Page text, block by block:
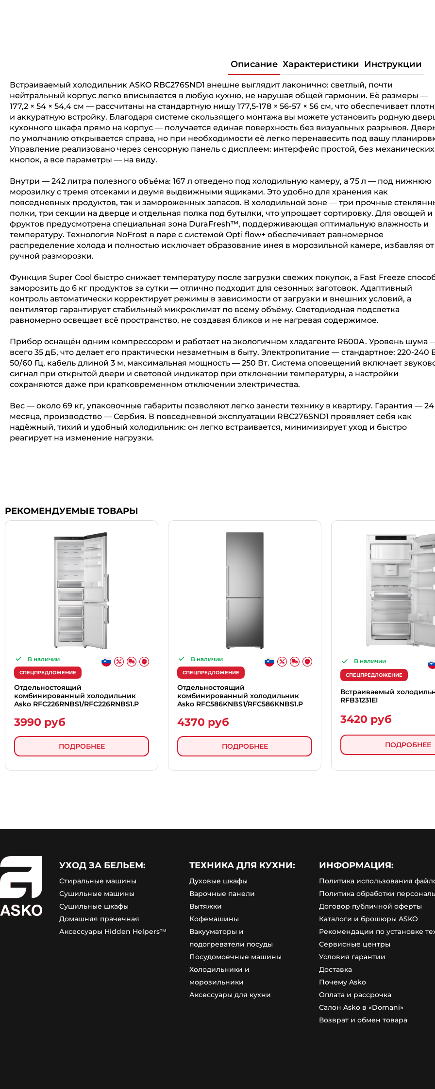
Описание Характеристики Инструкции
Встраиваемый холодильник ASKO RBC276SND1 внешне выглядит лаконично: светлый, почти
нейтральный корпус легко вписывается в любую кухню, не нарушая общей гармонии. Её размеры —
177,2 × 54 × 54,4 см — рассчитаны на стандартную нишу 177,5-178 × 56-57 × 56 см, что обеспечивает
и аккуратную встройку. Благодаря системе скользящего монтажа вы можете установить родную
кухонного шкафа прямо на корпус — получается единая поверхность без визуальных разрывов.
по умолчанию открывается справа, но при необходимости её легко перенавесить под вашу
Управление реализовано через сенсорную панель с дисплеем: интерфейс простой, без механических
кнопок, а все параметры — на виду.
Внутри — 242 литра полезного объёма: 167 л отведено под холодильную камеру, а 75 л — под нижнюю
морозилку с тремя отсеками и двумя выдвижными ящиками. Это удобно для хранения как
повседневных продуктов, так и замороженных запасов. В холодильной зоне — три прочные
полки, три секции на дверце и отдельная полка под бутылки, что упрощает сортировку. Для овощей и
фруктов предусмотрена специальная зона DuraFresh™, поддерживающая оптимальную влажность и
температуру. Технология NoFrost в паре с системой Opti flow+ обеспечивает равномерное
распределение холода и полностью исключает образование инея в морозильной камере, избавляя от
ручной разморозки.
Функция Super Cool быстро снижает температуру после загрузки свежих покупок, а Fast Freeze
заморозить до 6 кг продуктов за сутки — отлично подходит для сезонных заготовок. Адаптивный
контроль автоматически корректирует режимы в зависимости от загрузки и внешних условий, а
вентилятор гарантирует стабильный микроклимат по всему объёму. Светодиодная подсветка
равномерно освещает всё пространство, не создавая бликов и не нагревая содержимое.
Прибор оснащён одним компрессором и работает на экологичном хладагенте R600A. Уровень шума
всего 35 дБ, что делает его практически незаметным в быту. Электропитание — стандартное: 220-240
50/60 Гц, кабель длиной 3 м, максимальная мощность — 250 Вт. Система оповещений включает
сигнал при открытой двери и световой индикатор при отклонении температуры, а настройки
сохраняются даже при кратковременном отключении электричества.
Вес — около 69 кг, упаковочные габариты позволяют легко занести технику в квартиру. Гарантия — 24
месяца, производство — Сербия. В повседневной эксплуатации RBC276SND1 проявляет себя как
надёжный, тихий и удобный холодильник: он легко встраивается, минимизирует уход и быстро
реагирует на изменение нагрузки.
РЕКОМЕНДУЕМЫЕ ТОВАРЫ
В наличии
СПЕЦПРЕДЛОЖЕНИЕ
Отдельностоящий
комбинированный холодильник
Asko RFC226RNBS1/RFC226RNBS1.P
3990 руб
ПОДРОБНЕЕ
В наличии
СПЕЦПРЕДЛОЖЕНИЕ
Отдельностоящий
комбинированный холодильник
Asko RFC586KNBS1/RFC586KNBS1.P
4370 руб
ПОДРОБНЕЕ
В наличии
СПЕЦПРЕДЛОЖЕНИЕ
Встраиваемый
RFB31231EI
3420 руб
ПОДРОБНЕЕ
УХОД ЗА БЕЛЬЕМ:
Стиральные машины
Сушильные машины
Сушильные шкафы
Домашняя прачечная
Аксессуары Hidden Helpers™
ТЕХНИКА ДЛЯ КУХНИ:
Духовые шкафы
Варочные панели
Вытяжки
Кофемашины
Вакууматоры и
подогреватели посуды
Посудомоечные машины
Холодильники и
морозильники
Аксессуары для кухни
ИНФОРМАЦИЯ:
Политика использования
Политика обработки
Договор публичной оферты
Каталоги и брошюры ASKO
Рекомендации по установке
Сервисные центры
Условия гарантии
Доставка
Почему Asko
Оплата и рассрочка
Салон Asko в «Domani»
Возврат и обмен товара